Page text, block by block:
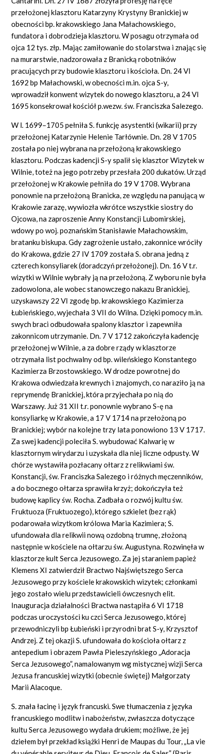
przełożonej klasztoru Katarzyny Krystyny Branickiej w
obecności bp. krakowskiego Jana Małachowskiego,
fundatora i dobrodzieja klasztoru. W posagu otrzymała od
ojca 12 tys. złp. Mając zamiłowanie do stolarstwa i znając się
na murarstwie, nadzorowała z Branicką robotników
pracujących przy budowie klasztoru i kościoła. Dn. 24 VI
1692 bp Małachowski, w obecności m.in. ojca S-y,
wprowadził konwent wizytek do nowego klasztoru, a 24 VI
1695 konsekrował kościół p.wezw. św. Franciszka Salezego.
W l. 1699–1705 pełniła S. funkcję asystentki (wikarii) przy
przełożonej Katarzynie Helenie Tarłównie. Dn. 28 V 1705
została po niej wybrana na przełożoną krakowskiego
klasztoru. Podczas kadencji S-y spalił się klasztor Wizytek w
Wilnie, toteż na jego potrzeby przesłała 200 dukatów. Urząd
przełożonej w Krakowie pełniła do 19 V 1708. Wybrana
ponownie na przełożoną Branicka, ze względu na panującą w
Krakowie zarazę, wywiozła wkrótce wszystkie siostry do
Ojcowa, na zaproszenie Anny Konstancji Lubomirskiej,
wdowy po woj. poznańskim Stanisławie Małachowskim,
bratanku biskupa. Gdy zagrożenie ustało, zakonnice wróciły
do Krakowa, gdzie 27 IV 1709 została S. obrana jedną z
czterech konsyliarek (doradczyń przełożonej). Dn. 16 V t.r.
wizytki w Wilnie wybrały ją na przełożoną. Z wyboru nie była
zadowolona, ale wobec stanowczego nakazu Branickiej,
uzyskawszy 22 VI zgodę bp. krakowskiego Kazimierza
Łubieńskiego, wyjechała 3 VII do Wilna. Dzięki pomocy m.in.
swych braci odbudowała spalony klasztor i zapewniła
zakonnicom utrzymanie. Dn. 7 V 1712 zakończyła kadencję
przełożonej w Wilnie, a za dobre rządy w klasztorze
otrzymała list pochwalny od bp. wileńskiego Konstantego
Kazimierza Brzostowskiego. W drodze powrotnej do
Krakowa odwiedzała krewnych i znajomych, co naraziło ją na
reprymendę Branickiej, która przyjechała po nią do
Warszawy. Już 31 XII t.r. ponownie wybrano S-ę na
konsyliarkę w Krakowie, a 17 V 1714 na przełożoną po
Branickiej; wybór na kolejne trzy lata ponowiono 13 V 1717.
Za swej kadencji poleciła S. wybudować Kalwarię w
klasztornym wirydarzu i uzyskała dla niej liczne odpusty. W
chórze wystawiła pozłacany ołtarz z relikwiami św.
Konstancji, św. Franciszka Salezego i różnych męczenników,
a do bocznego ołtarza sprawiła krzyż; dokończyła też
budowę kaplicy św. Rocha. Zadbała o rozwój kultu św.
Fruktuoza (Fruktuozego), którego szkielet (bez rąk)
podarowała wizytkom królowa Maria Kazimiera; S.
ufundowała dla relikwii nową ozdobną trumnę, złożoną
następnie w kościele na ołtarzu św. Augustyna. Rozwinęła w
klasztorze kult Serca Jezusowego. Za jej staraniem papież
Klemens XI zatwierdził Bractwo Najświętszego Serca
Jezusowego przy kościele krakowskich wizytek; członkami
jego zostało wielu przedstawicieli ówczesnych elit.
Inauguracja działalności Bractwa nastąpiła 6 VI 1718
podczas uroczystości ku czci Serca Jezusowego, której
przewodniczyli bp Łubieński i przyrodni brat S-y, Krzysztof
Andrzej. Z tej okazji S. ufundowała do kościoła ołtarz z
antepedium i obrazem Pawła Pieleszyńskiego „Adoracja
Serca Jezusowego”, namalowanym wg mistycznej wizji Serca
Jezusa francuskiej wizytki (obecnie świętej) Małgorzaty
Marii Alacoque.
S. znała łacinę i język francuski. Swe tłumaczenia z języka
francuskiego modlitw i nabożeństw, zwłaszcza dotyczące
kultu Serca Jezusowego wydała drukiem; możliwe, że jej
dziełem był przekład książki Henri de Maupas du Tour, „La vie